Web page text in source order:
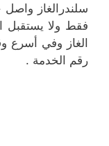
سلندرالغاز
فقط ولا يستقبل
الغاز وفي أسرع
رقم الخدمة .